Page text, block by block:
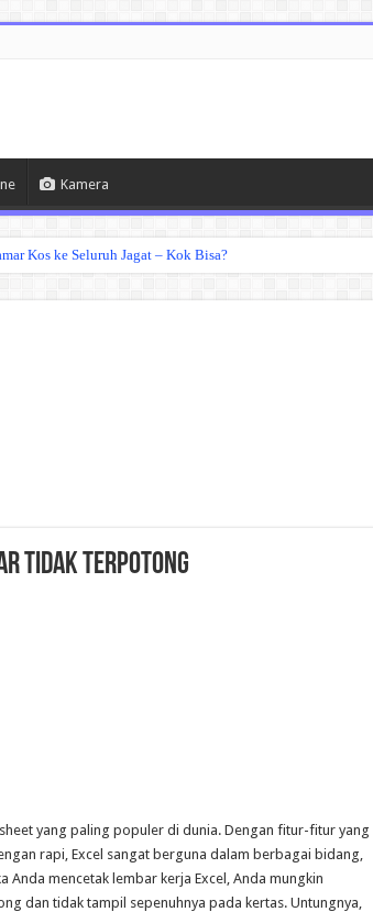
Kamera
Kos ke Seluruh Jagat – Kok Bisa?
Tidak Terpotong
yang paling populer di dunia. Dengan fitur-fitur yang
rapi, Excel sangat berguna dalam berbagai bidang,
mencetak lembar kerja Excel, Anda mungkin
dan tidak tampil sepenuhnya pada kertas. Untungnya,